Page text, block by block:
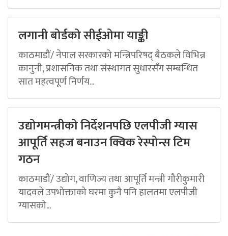
लगानी बोर्डको सीईओमा याङ्की
काठमाडौं/ नेपाल सरकारको मन्त्रिपरिषद् बैठकले विभिन्न
कानुनी, प्रशासनिक तथा संस्थागत सुधारसँग सम्बन्धित
सात महत्वपूर्ण निर्णय...
उद्योगमन्त्रीको निर्देशनपछि एलपीजी ग्यास
आपूर्ति सहज बनाउन क्विक रेस्पोन्स टिम
गठन
काठमाडौं/ उद्योग, वाणिज्य तथा आपूर्ति मन्त्री गौरीकुमारी
यादवले उपभोक्ताको घरमा कुनै पनि हालतमा एलपीजी
ग्यासको...